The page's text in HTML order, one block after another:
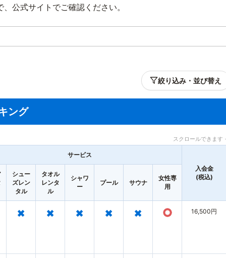
公式サイトでご確認ください。
絞り込み・並び替え
ング
スクロールできま
サービス
入会金
(税込)
シュー
ズレン
タル
タオル
レンタ
ル
シャワ
ー
プール サウナ
女性専
用
× × × × × ○ 16,500円